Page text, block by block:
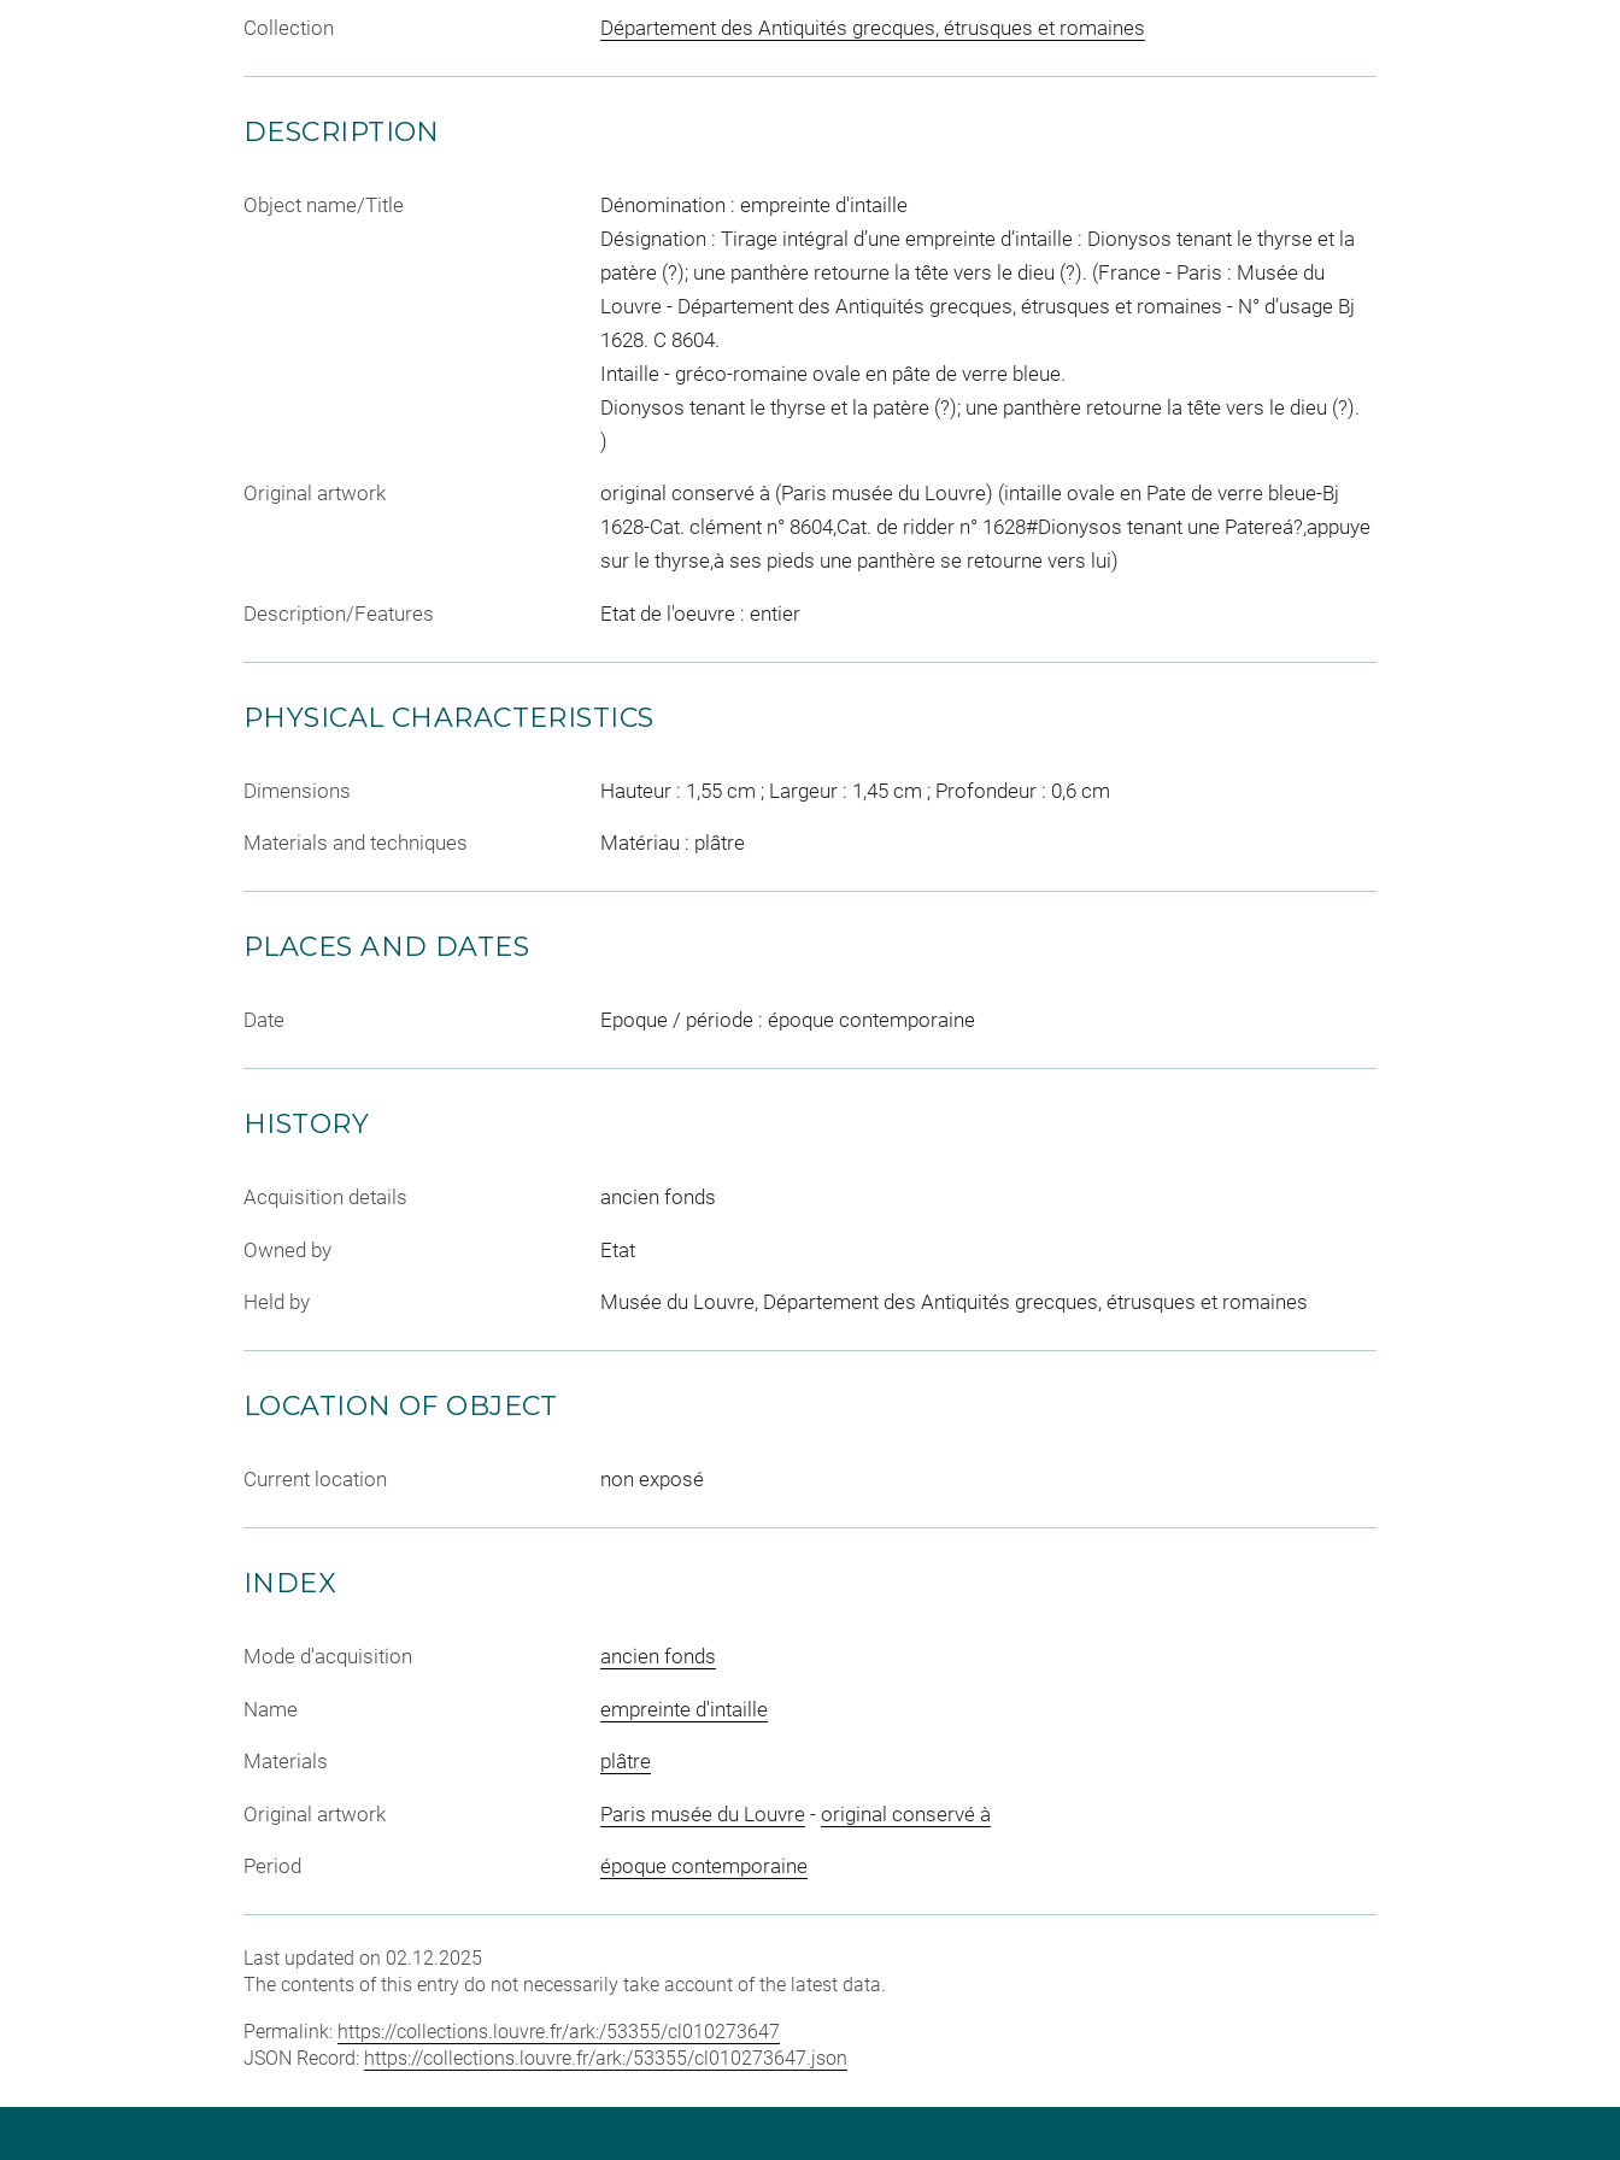
Collection Département des Antiquités grecques, étrusques et romaines
DESCRIPTION
Object name/Title
Dénomination : empreinte d'intaille
Désignation : Tirage intégral d’une empreinte d’intaille : Dionysos tenant le thyrse et la
patère (?); une panthère retourne la tête vers le dieu (?). (France - Paris : Musée du
Louvre - Département des Antiquités grecques, étrusques et romaines - N° d’usage Bj
1628. C 8604.
Intaille - gréco-romaine ovale en pâte de verre bleue.
Dionysos tenant le thyrse et la patère (?); une panthère retourne la tête vers le dieu (?).
)
Original artwork
original conservé à (Paris musée du Louvre) (intaille ovale en Pate de verre bleue-Bj
1628-Cat. clément n° 8604,Cat. de ridder n° 1628#Dionysos tenant une Patereá?,appuye
sur le thyrse,à ses pieds une panthère se retourne vers lui)
Description/Features Etat de l'oeuvre : entier
PHYSICAL CHARACTERISTICS
Dimensions Hauteur : 1,55 cm ; Largeur : 1,45 cm ; Profondeur : 0,6 cm
Materials and techniques Matériau : plâtre
PLACES AND DATES
Date Epoque / période : époque contemporaine
HISTORY
Acquisition details ancien fonds
Owned by Etat
Held by Musée du Louvre, Département des Antiquités grecques, étrusques et romaines
LOCATION OF OBJECT
Current location non exposé
INDEX
Mode d'acquisition ancien fonds
Name empreinte d'intaille
Materials plâtre
Original artwork Paris musée du Louvre- original conservé à
Period époque contemporaine
Last updated on 02.12.2025
The contents of this entry do not necessarily take account of the latest data.
Permalink: https://collections.louvre.fr/ark:/53355/cl010273647
JSON Record: https://collections.louvre.fr/ark:/53355/cl010273647.json